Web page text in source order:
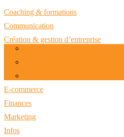
Coaching & formations
Communication
Création & gestion d’entreprise
E-commerce
Finances
Marketing
Infos